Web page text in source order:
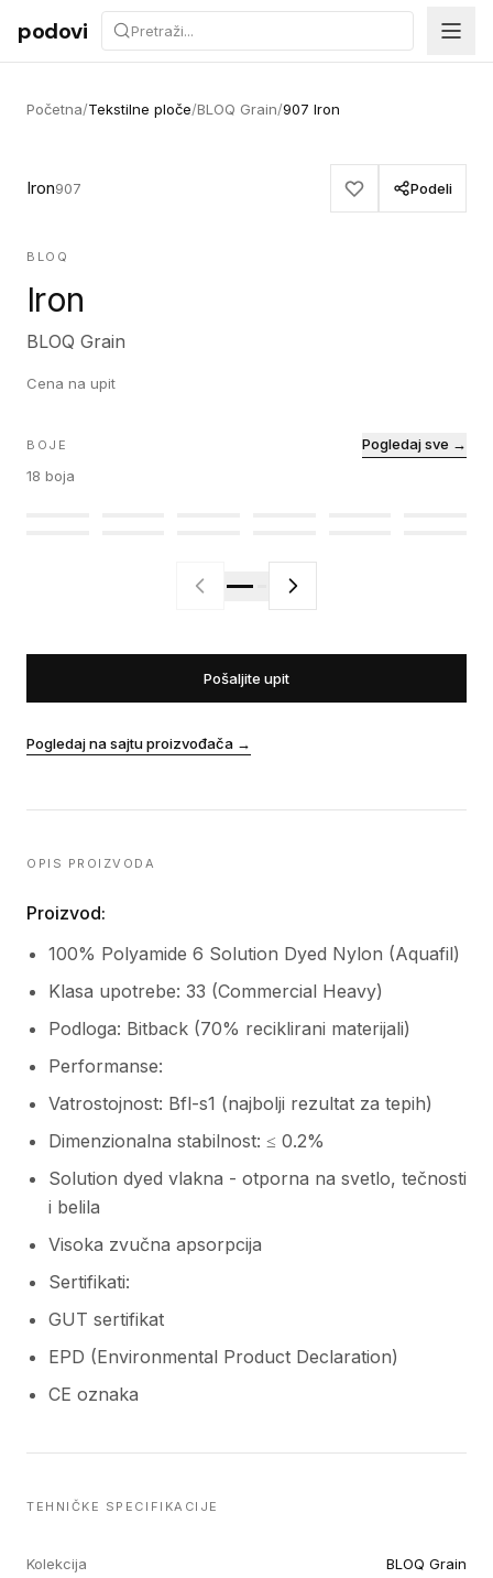
Preskoči na sadržaj
podovi
Početna/Tekstilne ploče/BLOQ Grain/907 Iron
Iron907 Podeli
BLOQ
Iron
BLOQ Grain
Cena na upit
BOJE
18 boja
Pogledaj sve →
Pošaljite upit
Pogledaj na sajtu proizvođača →
OPIS PROIZVODA
Proizvod:
100% Polyamide 6 Solution Dyed Nylon (Aquafil)
Klasa upotrebe: 33 (Commercial Heavy)
Podloga: Bitback (70% reciklirani materijali)
Performanse:
Vatrostojnost: Bfl-s1 (najbolji rezultat za tepih)
Dimenzionalna stabilnost: ≤ 0.2%
Solution dyed vlakna - otporna na svetlo, tečnosti
i belila
Visoka zvučna apsorpcija
Sertifikati:
GUT sertifikat
EPD (Environmental Product Declaration)
CE oznaka
TEHNIČKE SPECIFIKACIJE
Kolekcija BLOQ Grain